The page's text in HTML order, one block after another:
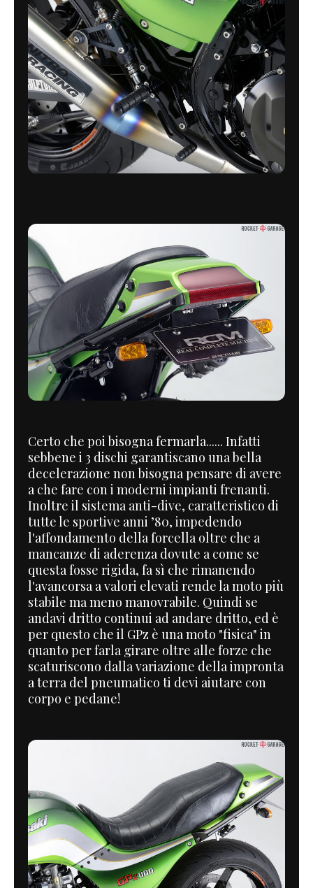
Certo che poi bisogna fermarla...... Infatti
sebbene i 3 dischi garantiscano una bella
decelerazione non bisogna pensare di avere
a che fare con i moderni impianti frenanti.
Inoltre il sistema anti-dive, caratteristico di
tutte le sportive anni ’80, impedendo
l'affondamento della forcella oltre che a
mancanze di aderenza dovute a come se
questa fosse rigida, fa sì che rimanendo
l'avancorsa a valori elevati rende la moto più
stabile ma meno manovrabile. Quindi se
andavi dritto continui ad andare dritto, ed è
per questo che il GPz è una moto "fisica" in
quanto per farla girare oltre alle forze che
scaturiscono dalla variazione della impronta
a terra del pneumatico ti devi aiutare con
corpo e pedane!